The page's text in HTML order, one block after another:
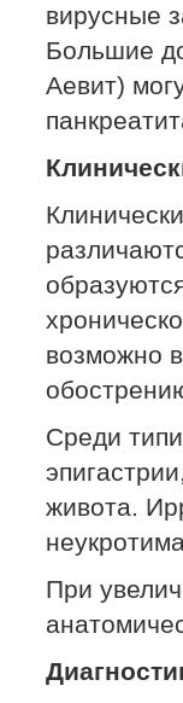
вирусные
Большие
Аевит)
возможно
Среди
живота.
При